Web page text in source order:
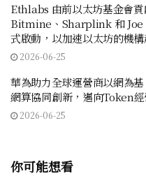
Ethlabs 由前以太坊基金會
Bitmine、Sharplink 和 Joe
式啟動，以加速以太坊的機
2026-06-25
華為助力全球運營商以網為
網算協同創新，邁向Token
2026-06-25
你可能想看